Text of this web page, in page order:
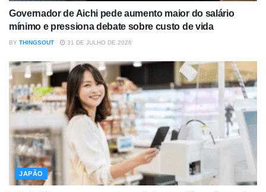
Governador de Aichi pede aumento maior do salário
mínimo e pressiona debate sobre custo de vida
BY THINGSOUT 31 DE JULHO DE 2026
JAPÃO